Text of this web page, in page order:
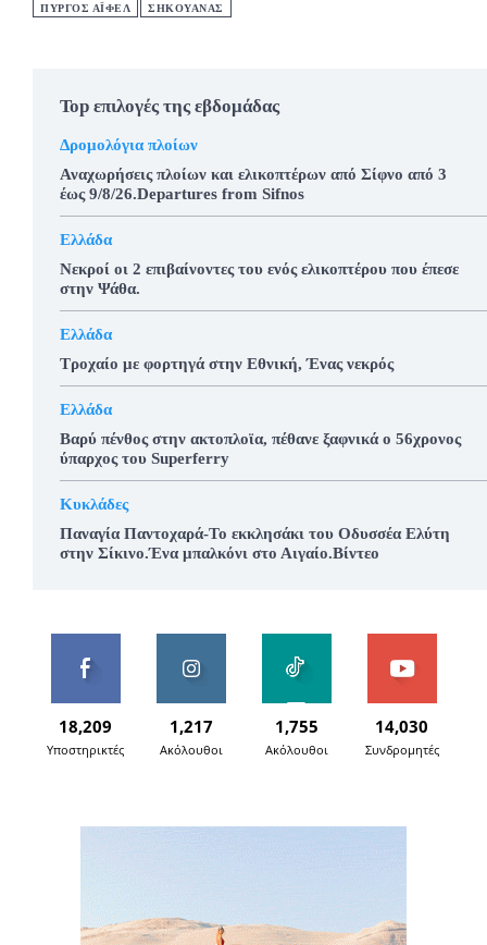
ΠΥΡΓΟΣ ΑΪΦΕΛ ΣΗΚΟΥΑΝΑΣ
Top επιλογές της εβδομάδας
Δρομολόγια πλοίων
Αναχωρήσεις πλοίων και ελικοπτέρων από Σίφνο από 3
έως 9/8/26.Departures from Sifnos
Ελλάδα
Νεκροί οι 2 επιβαίνοντες του ενός ελικοπτέρου που έπεσε
στην Ψάθα.
Ελλάδα
Τροχαίο με φορτηγά στην Εθνική, Ένας νεκρός
Ελλάδα
Βαρύ πένθος στην ακτοπλοϊα, πέθανε ξαφνικά ο 56χρονος
ύπαρχος του Superferry
Κυκλάδες
Παναγία Παντοχαρά-Το εκκλησάκι του Οδυσσέα Ελύτη
στην Σίκινο.Ένα μπαλκόνι στο Αιγαίο.Βίντεο
18,209
Υποστηρικτές
1,217
Ακόλουθοι
1,755
Ακόλουθοι
14,030
Συνδρομητές